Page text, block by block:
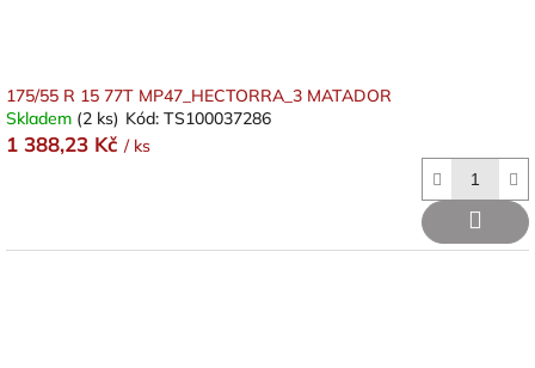
175/55 R 15 77T MP47_HECTORRA_3 MATADOR
Skladem (2 ks) Kód: TS100037286
1 388,23 Kč / ks